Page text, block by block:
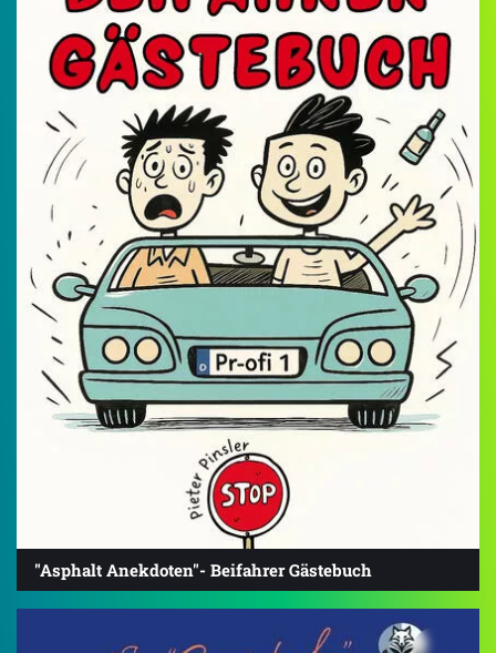
"Asphalt Anekdoten"- Beifahrer Gästebuch